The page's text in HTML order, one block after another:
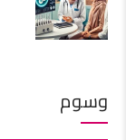
وسوم